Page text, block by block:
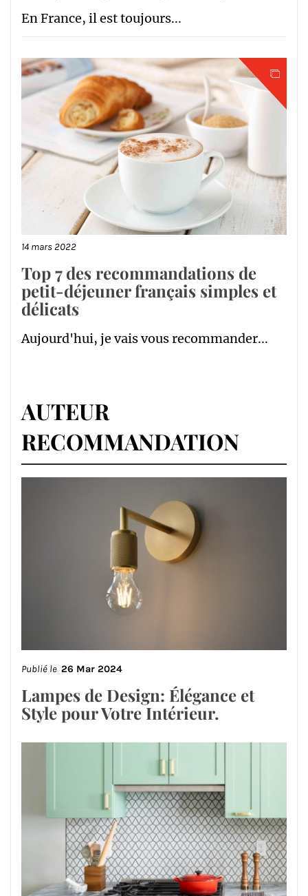
En France, il est toujours...
14 mars 2022
Top 7 des recommandations de
petit-déjeuner français simples et
délicats
Aujourd'hui, je vais vous recommander...
AUTEUR
RECOMMANDATION
Publié le 26 Mar 2024
Lampes de Design: Élégance et
Style pour Votre Intérieur.